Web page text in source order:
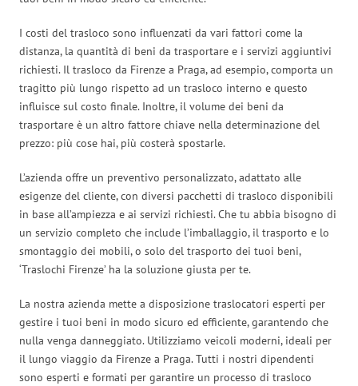
I costi del trasloco sono influenzati da vari fattori come la
distanza, la quantità di beni da trasportare e i servizi aggiuntivi
richiesti. Il trasloco da Firenze a Praga, ad esempio, comporta un
tragitto più lungo rispetto ad un trasloco interno e questo
influisce sul costo finale. Inoltre, il volume dei beni da
trasportare è un altro fattore chiave nella determinazione del
prezzo: più cose hai, più costerà spostarle.
L’azienda offre un preventivo personalizzato, adattato alle
esigenze del cliente, con diversi pacchetti di trasloco disponibili
in base all’ampiezza e ai servizi richiesti. Che tu abbia bisogno di
un servizio completo che include l’imballaggio, il trasporto e lo
smontaggio dei mobili, o solo del trasporto dei tuoi beni,
‘Traslochi Firenze’ ha la soluzione giusta per te.
La nostra azienda mette a disposizione traslocatori esperti per
gestire i tuoi beni in modo sicuro ed efficiente, garantendo che
nulla venga danneggiato. Utilizziamo veicoli moderni, ideali per
il lungo viaggio da Firenze a Praga. Tutti i nostri dipendenti
sono esperti e formati per garantire un processo di trasloco